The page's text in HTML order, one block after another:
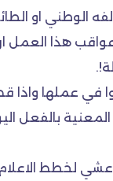
الوطني او
هذا العمل
في عملها
المعنية بالفعل
لخطط